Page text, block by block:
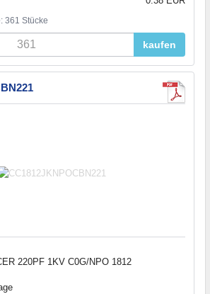
361 Stücke
kaufen
220PF 1KV C0G/NPO 1812